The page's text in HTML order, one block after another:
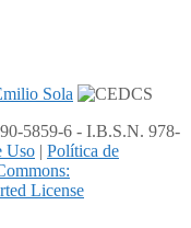
5859-6 - I.B.S.N. 978-
Uso | Política de
License